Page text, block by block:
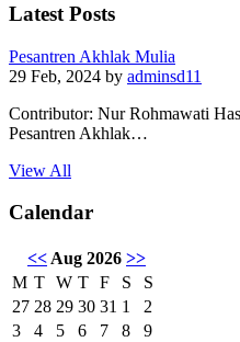
Latest Posts
Pesantren Akhlak Mulia
29 Feb, 2024 by adminsd11
Contributor: Nur Rohmawati
Pesantren Akhlak…
View All
Calendar
<< Aug 2026 >>
M T W T F S
S
27 28 29 30 31 1
2
3
4 5 6 7 8
9